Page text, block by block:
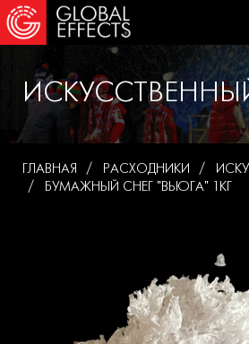
ГЛАВНАЯ РАСХОДНИКИ
БУМАЖНЫЙ СНЕГ "ВЬЮГА" 1КГ